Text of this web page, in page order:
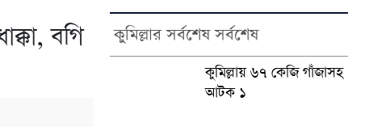
বগি
কুমিল্লার সর্বশেষ সর্বশেষ
কুমিল্লায় ৬৭ কেজি গাঁজাসহ
আটক ১